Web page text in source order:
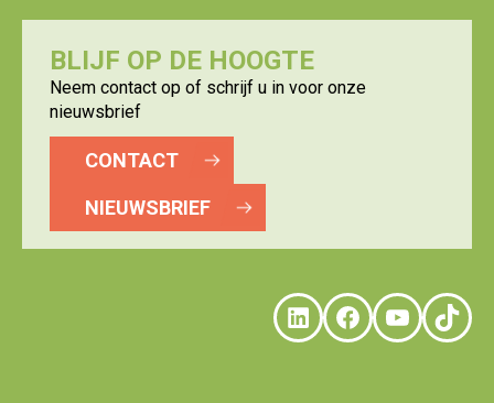
BLIJF OP DE HOOGTE
Neem contact op of schrijf u in voor onze
nieuwsbrief
CONTACT
NIEUWSBRIEF
LinkedIn
Facebook